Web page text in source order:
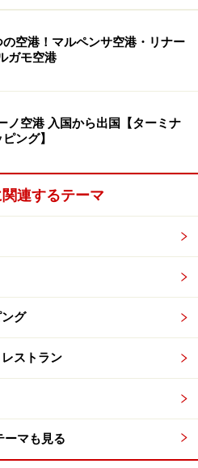
たのです。
ートの街トリノには、名産のヘ
レートも多数
やベネチアなどイタリア各地
ョコレートは、貴族や商人に
伝えられ、各地で新しいレシ
まるところを知らず、今や世
ったわけです。
ご紹介します。本店でしか買
食材店・スーパー、なんなら
コレートブランド
の空港！マルペンサ空港・リナー
ガモ空港
ノ空港 入国から出国【ターミナ
ング】
連するテーマ
グ
ストラン
ーマも見る